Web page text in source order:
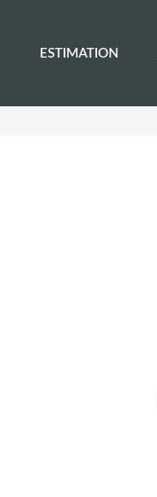
ESTIMATION